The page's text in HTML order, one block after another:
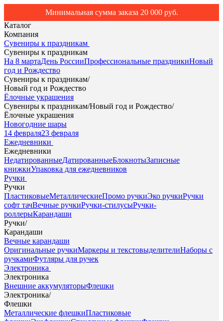
Минимальная сумма заказа 20 000 руб.
Каталог
Компания
Сувениры к праздникам
Сувениры к праздникам
На 8 мартаДень РоссииПрофессиональные праздникиНовый
год и Рождество
Сувениры к праздникам/
Новый год и Рождество
Ёлочные украшения
Сувениры к праздникам/Новый год и Рождество/
Ёлочные украшения
Новогодние шары
14 февраля23 февраля
Ежедневники
Ежедневники
НедатированныеДатированныеБлокнотыЗаписные
книжкиУпаковка для ежедневников
Ручки
Ручки
ПластиковыеМеталлическиеПромо ручкиЭко ручкиРучки
софт тачВечные ручкиРучки-стилусыРучки-
роллерыКарандаши
Ручки/
Карандаши
Вечные карандаши
Оригинальные ручкиМаркеры и текстовыделителиНаборы с
ручкамиФутляры для ручек
Электроника
Электроника
Внешние аккумуляторыФлешки
Электроника/
Флешки
Металлические флешкиПластиковые